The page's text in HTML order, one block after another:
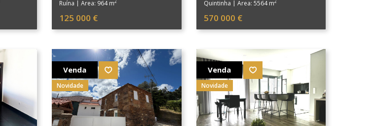
Ruína | Área: 964 m2
125 000 €
Quintinha | Área: 5564 m2
570 000 €
Venda
Novidade
Venda
Novidade